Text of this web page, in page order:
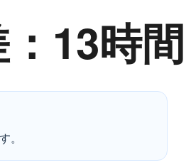
13時間
。